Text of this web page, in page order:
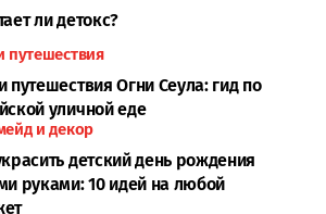
ли детокс?
путешествия
путешествия Огни Сеула: гид по
уличной еде
и декор
детский день рождения
руками: 10 идей на любой